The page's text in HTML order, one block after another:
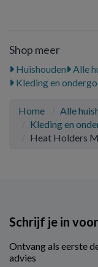
Shop meer
Huishouden
Alle
Kleding en
Home
Alle
Kleding en
Heat Holders
Schrijf je in
Ontvang als eerste
advies